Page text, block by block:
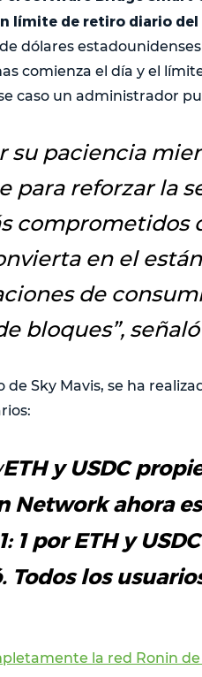
límite de retiro diario del
dólares
comienza el día y el
caso un administrador
su paciencia
para reforzar la
comprometidos
en el
de
bloques”,
Sky Mavis, se ha
ETH y USDC
Network ahora
1 por ETH y
Todos los
la red Ronin